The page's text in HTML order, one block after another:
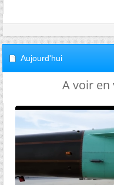
Aujourd'hui
A voir en